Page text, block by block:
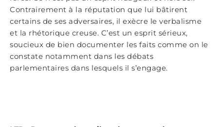
Contrairement à la réputation que lui bâtirent
certains de ses adversaires, il exècre le verbalisme
et la rhétorique creuse. C’est un esprit sérieux,
soucieux de bien documenter les faits comme on le
constate notamment dans les débats
parlementaires dans lesquels il s’engage.